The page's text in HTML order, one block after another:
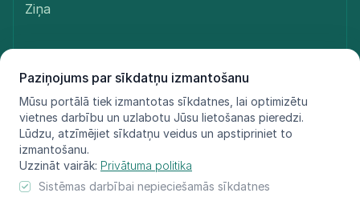
Paziņojums par sīkdatņu izmantošanu
Mūsu portālā tiek izmantotas sīkdatnes, lai optimizētu
vietnes darbību un uzlabotu Jūsu lietošanas pieredzi.
Lūdzu, atzīmējiet sīkdatņu veidus un apstipriniet to
izmantošanu.
Uzzināt vairāk: Privātuma politika
Sistēmas darbībai nepieciešamās sīkdatnes
Sūtīt ziņu